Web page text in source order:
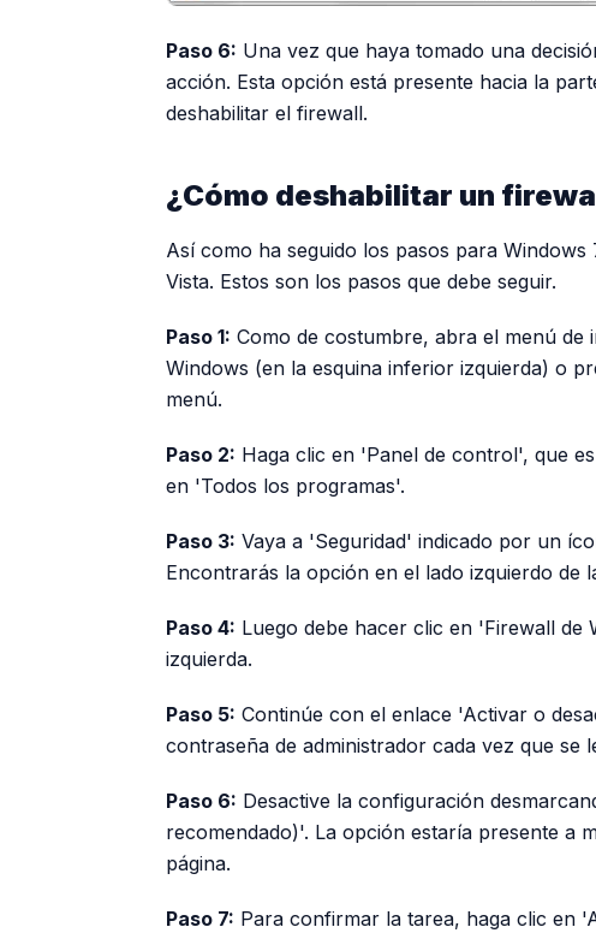
Paso 6: Una vez que haya tomado una
acción. Esta opción está presente hacia la
deshabilitar el firewall.
¿Cómo deshabilitar un
Así como ha seguido los pasos para
Vista. Estos son los pasos que debe seguir.
Paso 1: Como de costumbre, abra el menú de
Windows (en la esquina inferior izquierda) o
menú.
Paso 2: Haga clic en 'Panel de control', que
en 'Todos los programas'.
Paso 3: Vaya a 'Seguridad' indicado por un
Encontrarás la opción en el lado izquierdo de
Paso 4: Luego debe hacer clic en 'Firewall de
izquierda.
Paso 5: Continúe con el enlace 'Activar o
contraseña de administrador cada vez que se
Paso 6: Desactive la configuración
recomendado)'. La opción estaría presente a
página.
Paso 7: Para confirmar la tarea, haga clic en